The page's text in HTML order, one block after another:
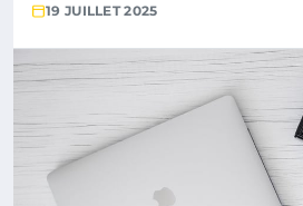
19 JUILLET 2025